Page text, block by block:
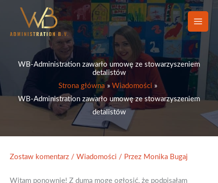
Przejdź
treści
WB-Administration zawarło umowę ze stowarzyszeniem
detalistów
Strona główna
Wiadomości
WB-Administration zawarło umowę ze stowarzyszeniem
detalistów
Zostaw komentarz / Wiadomości / Przez Monika Bugaj
Witam ponownie! Z dumą mogę ogłosić, że podpisałam